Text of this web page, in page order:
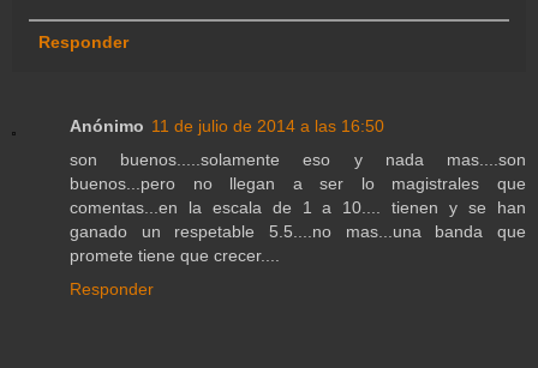
Responder
Anónimo 11 de julio de 2014 a las 16:50
son buenos.....solamente eso y nada mas....son
buenos...pero no llegan a ser lo magistrales que
comentas...en la escala de 1 a 10.... tienen y se han
ganado un respetable 5.5....no mas...una banda que
promete tiene que crecer....
Responder